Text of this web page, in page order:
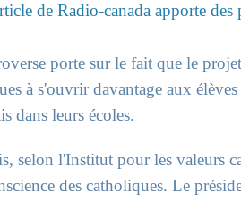
de Radio-canada apporte des
porte sur le fait que le
à s'ouvrir davantage aux
dans leurs écoles.
selon l'Institut pour les valeurs
des catholiques. Le